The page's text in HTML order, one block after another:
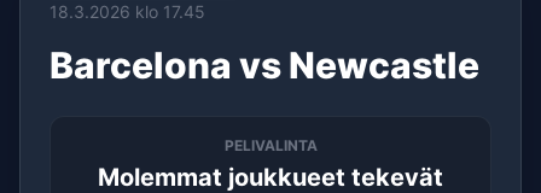
18.3.2026 klo 17.45
Barcelona vs Newcastle
PELIVALINTA
Molemmat joukkueet tekevät